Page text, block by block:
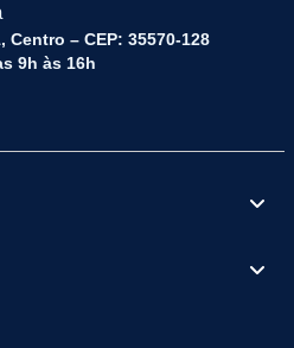
Centro – CEP: 35570-128
9h às 16h